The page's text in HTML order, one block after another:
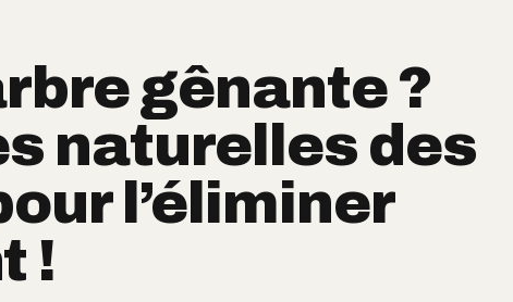
gênante ?
naturelles des
l’éliminer
!